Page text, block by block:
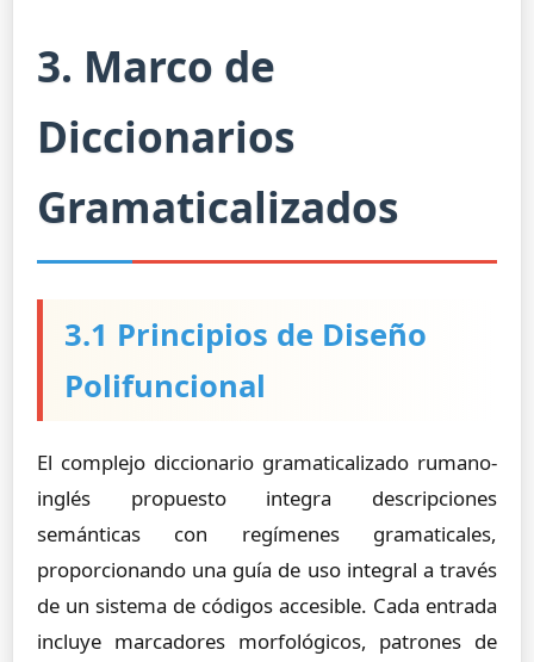
3. Marco de
Diccionarios
Gramaticalizados
3.1 Principios de Diseño
Polifuncional
El complejo diccionario gramaticalizado rumano-
inglés propuesto integra descripciones
semánticas con regímenes gramaticales,
proporcionando una guía de uso integral a través
de un sistema de códigos accesible. Cada entrada
incluye marcadores morfológicos, patrones de